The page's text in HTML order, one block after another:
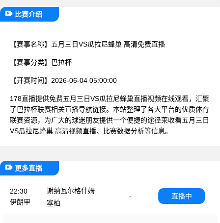
比赛介绍
【赛事名称】 五月三日VS瓜拉尼蜂巢 高清免费直播
【赛事分类】 巴拉杯
【开赛时间】 2026-06-04 05:00:00
178直播提供免费五月三日VS瓜拉尼蜂巢直播视频在线观看，汇聚
了巴拉杯联赛相关直播导航链接。本站整理了各大平台的优质体育
联赛资源，为广大的球迷朋友提供一个便捷的途径莱收看五月三日
VS瓜拉尼蜂巢 高清视频直播、比赛数据分析等信息。
更多直播
22:30
伊朗甲
谢纳瓦尔格什姆
-
塞柏
直播中